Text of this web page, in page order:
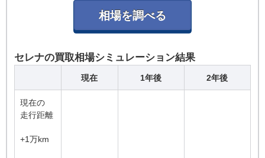
セレナの買取相場シミュレーション結果
現在 1年後 2年後
現在の
走行距離
+1万km